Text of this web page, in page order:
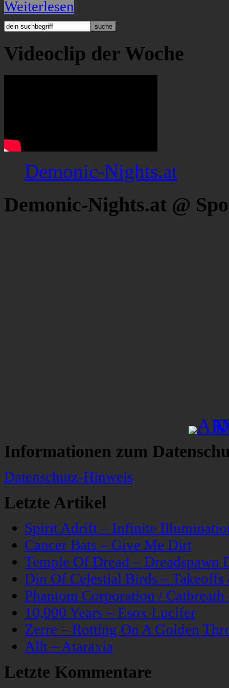
Weiterlesen
Videoclip der Woche
Demonic-Nights.at
Demonic-Nights.at @
Informationen zum
Datenschutz-Hinweis
Letzte Artikel
Spirit Adrift – Infinite
Cancer Bats – Give Me Dirt
Temple Of Dread – Dreadspawn
Din Of Celestial Birds –
Phantom Corporation /
10,000 Years – Esox Lucifer
Zerre – Rotting On A Golden
Allt – Ataraxia
Letzte Kommentare